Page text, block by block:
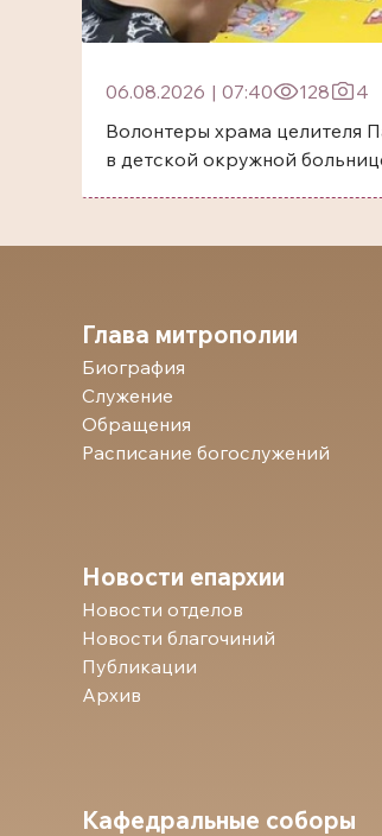
06.08.2026 | 07:40 128
4
Волонтеры храма целителя
в детской окружной
Глава митрополии
Биография
Служение
Обращения
Расписание богослужений
Новости епархии
Новости отделов
Новости благочиний
Публикации
Архив
Кафедральные соборы